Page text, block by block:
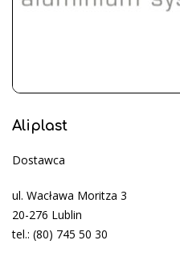
Aliplast
Dostawca
ul. Wacława Moritza 3
20-276 Lublin
tel.: (80) 745 50 30